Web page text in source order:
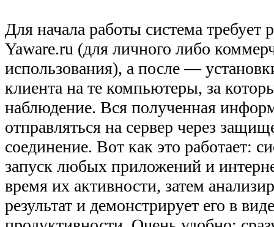
Для начала работы система требует
Yaware.ru (для личного либо
использования), а после —
клиента на те компьютеры, за
наблюдение. Вся полученная
отправляться на сервер через
соединение. Вот как это работает:
запуск любых приложений и
время их активности, затем
результат и демонстрирует его в